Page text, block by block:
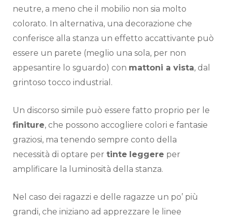
neutre, a meno che il mobilio non sia molto
colorato. In alternativa, una decorazione che
conferisce alla stanza un effetto accattivante può
essere un parete (meglio una sola, per non
appesantire lo sguardo) con mattoni a vista, dal
grintoso tocco industrial.
Un discorso simile può essere fatto proprio per le
finiture, che possono accogliere colori e fantasie
graziosi, ma tenendo sempre conto della
necessità di optare per tinte leggere per
amplificare la luminosità della stanza.
Nel caso dei ragazzi e delle ragazze un po’ più
grandi, che iniziano ad apprezzare le linee